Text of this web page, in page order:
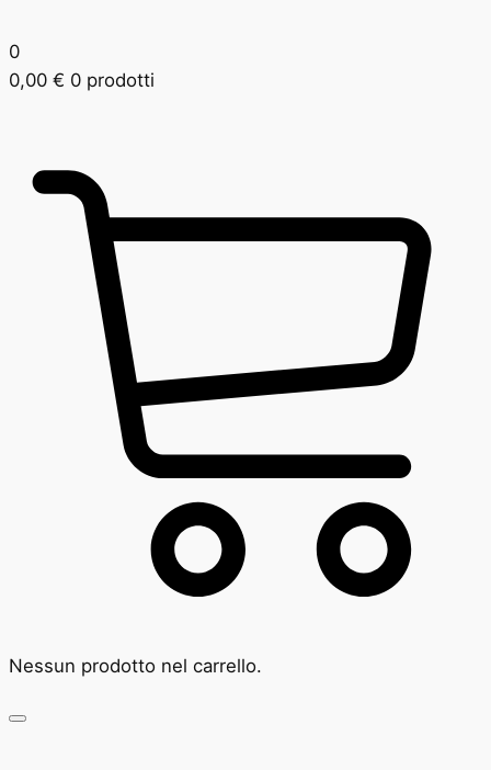
0
0,00 € 0 prodotti
Nessun prodotto nel carrello.